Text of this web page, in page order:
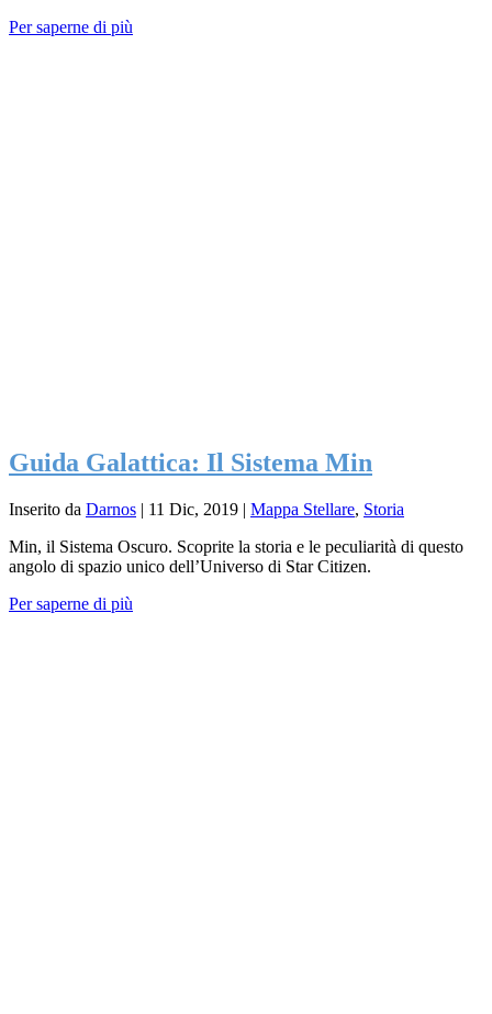
Per saperne di più
Guida Galattica: Il Sistema Min
Inserito da Darnos | 11 Dic, 2019 | Mappa Stellare, Storia
Min, il Sistema Oscuro. Scoprite la storia e le peculiarità di questo
angolo di spazio unico dell’Universo di Star Citizen.
Per saperne di più